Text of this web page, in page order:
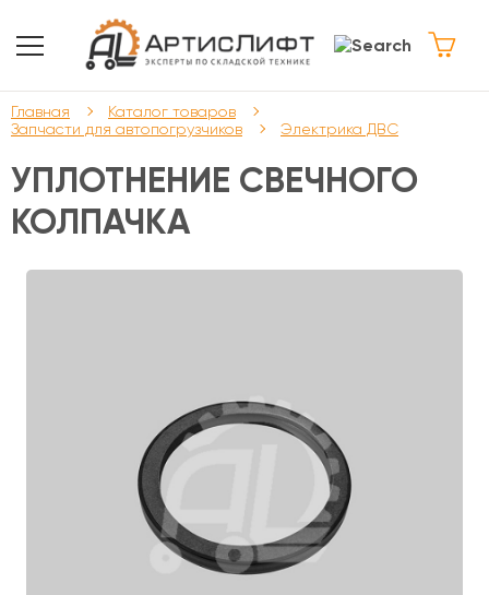
Главная
Каталог товаров
Запчасти для автопогрузчиков
Электрика ДВС
УПЛОТНЕНИЕ СВЕЧНОГО
КОЛПАЧКА